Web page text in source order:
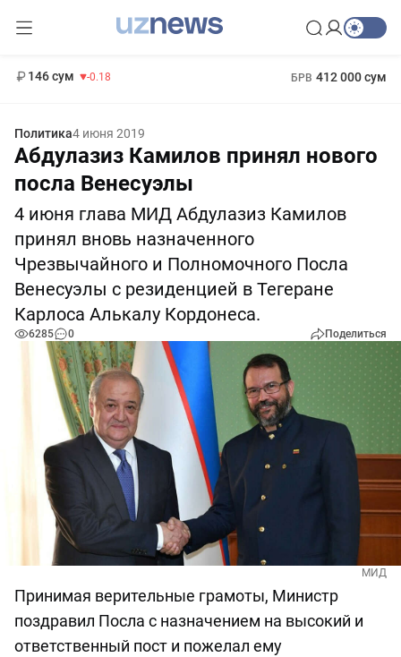
146 сум -0.18 БРВ 412 000 сум
Политика4 июня 2019
Абдулазиз Камилов принял нового
посла Венесуэлы
4 июня глава МИД Абдулазиз Камилов
принял вновь назначенного
Чрезвычайного и Полномочного Посла
Венесуэлы с резиденцией в Тегеране
Карлоса Алькалу Кордонеса.
6285 0 Поделиться
МИД
Принимая верительные грамоты, Министр
поздравил Посла с назначением на высокий и
ответственный пост и пожелал ему